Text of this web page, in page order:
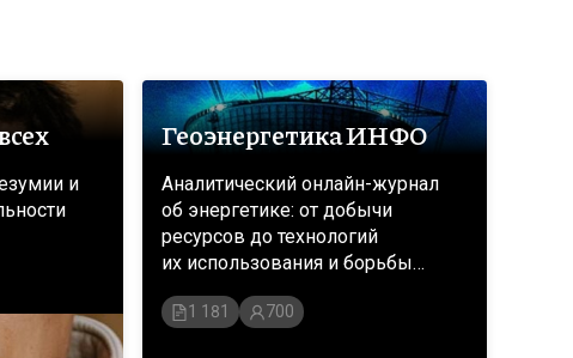
и
Геоэнергетика ИНФО
Аналитический онлайн-журнал
об энергетике: от добычи
ресурсов до технологий
их использования и борьбы
1 181 700